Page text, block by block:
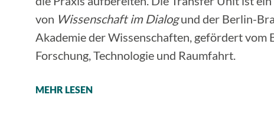
von Wissenschaft im Dialogund der Berlin-
Akademie der Wissenschaften, gefördert vom
Forschung, Technologie und Raumfahrt.
MEHR LESEN